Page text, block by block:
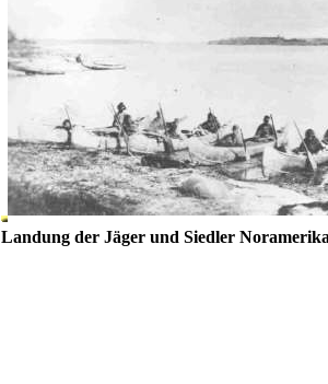
Landung der Jäger und Siedler